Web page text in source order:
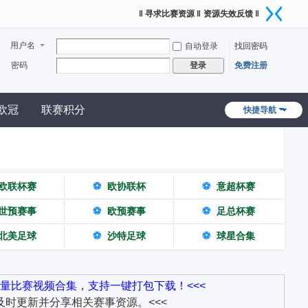
‖ 寻求比赛资源 ‖ 资源失效反馈 ‖
用户名 自动登录
找回密码
密码
登录 免费注册
快捷导航
冠 联赛积分
联杯赛 ⚽ 欧协联杯 ⚽ 意超杯赛
预赛事 ⚽ 欧预赛事 ⚽ 足总杯赛
美足球 ⚽ 沙特足球 ⚽ 球星合集
比赛视频合集，支持一键打包下载！<<<
更新并分享相关赛事资源。<<<